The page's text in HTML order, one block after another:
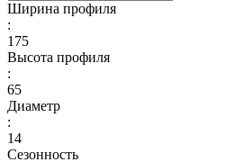
Ширина профиля
:
175
Высота профиля
:
65
Диаметр
:
14
Сезонность